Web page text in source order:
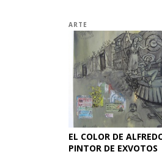
ARTE
EL COLOR DE
PINTOR DE EXVOTOS